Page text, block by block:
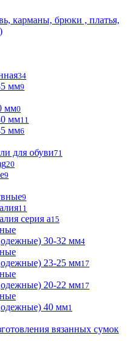
карманы, брюки , платья,
34
мм9
мм0
мм11
мм6
для обуви71
20
9
9
11
серия а15
30-32 мм4
23-25 мм17
20-22 мм17
40 мм1
вязанных сумок